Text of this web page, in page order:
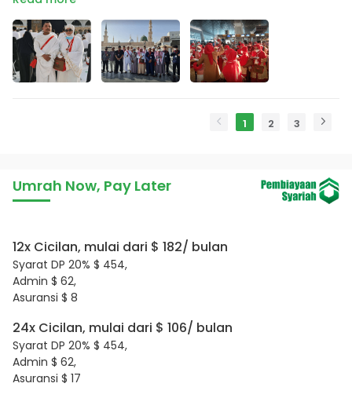
1 2 3
Umrah Now, Pay Later
12x Cicilan, mulai dari $ 182/ bulan
Syarat DP 20% $ 454,
Admin $ 62,
Asuransi $ 8
24x Cicilan, mulai dari $ 106/ bulan
Syarat DP 20% $ 454,
Admin $ 62,
Asuransi $ 17